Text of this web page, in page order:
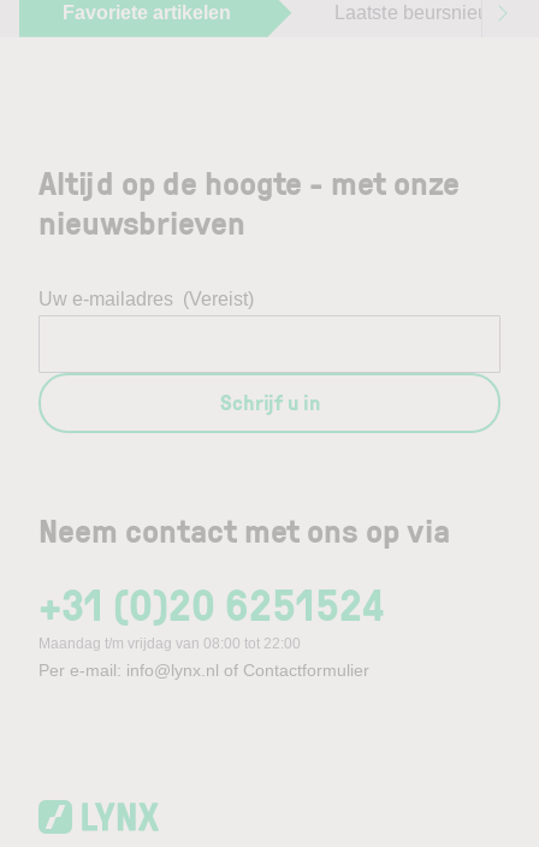
Favoriete artikelen Laatste beursnieuws
Neem contact met ons op via
+31 (0)20 6251524
Maandag t/m vrijdag van 08:00 tot 22:00
Per e-mail: info@lynx.nl of Contactformulier
Altijd op de hoogte - met onze
nieuwsbrieven
Uw e-mailadres (Vereist)
Schrijf u in